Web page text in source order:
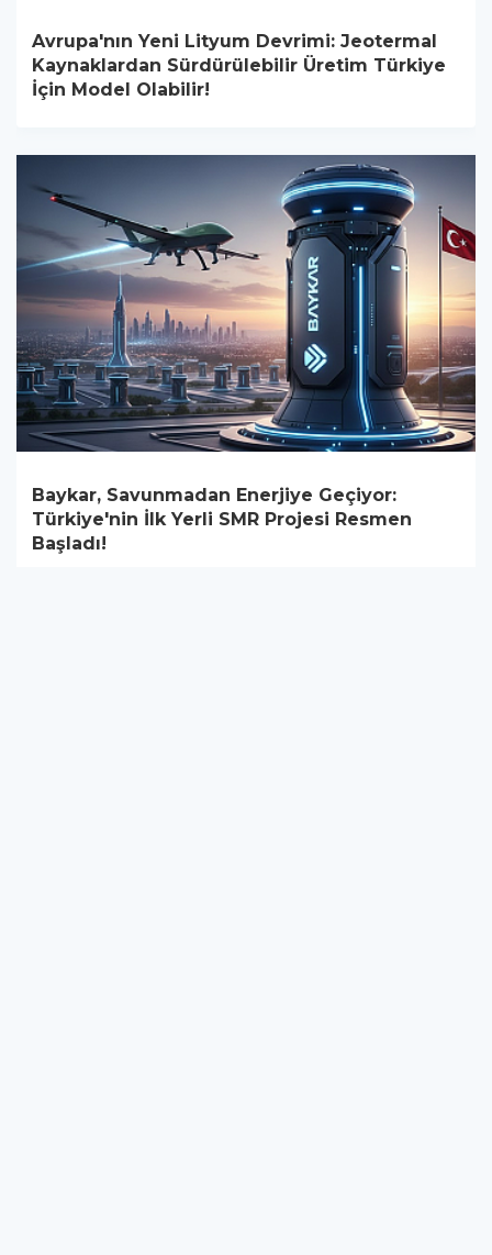
Avrupa'nın Yeni Lityum Devrimi: Jeotermal
Kaynaklardan Sürdürülebilir Üretim Türkiye
İçin Model Olabilir!
Baykar, Savunmadan Enerjiye Geçiyor:
Türkiye'nin İlk Yerli SMR Projesi Resmen
Başladı!